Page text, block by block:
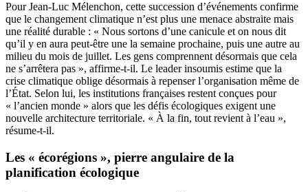
Pour Jean-Luc Mélenchon, cette succession d’événements confirme
que le changement climatique n’est plus une menace abstraite mais
une réalité durable : « Nous sortons d’une canicule et on nous dit
qu’il y en aura peut-être une la semaine prochaine, puis une autre au
milieu du mois de juillet. Les gens comprennent désormais que cela
ne s’arrêtera pas », affirme-t-il. Le leader insoumis estime que la
crise climatique oblige désormais à repenser l’organisation même de
l’État. Selon lui, les institutions françaises restent conçues pour
« l’ancien monde » alors que les défis écologiques exigent une
nouvelle architecture territoriale. « À la fin, tout revient à l’eau »,
résume-t-il.
Les « écorégions », pierre angulaire de la
planification écologique